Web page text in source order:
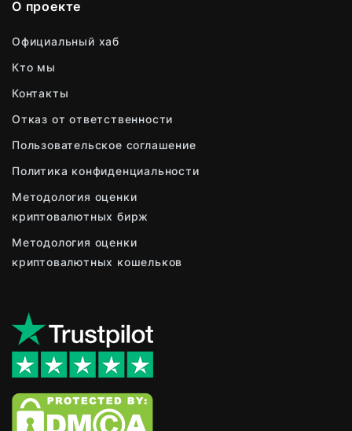
О проекте
Официальный хаб
Кто мы
Контакты
Отказ от ответственности
Пользовательское соглашение
Политика конфиденциальности
Методология оценки
криптовалютных бирж
Методология оценки
криптовалютных кошельков